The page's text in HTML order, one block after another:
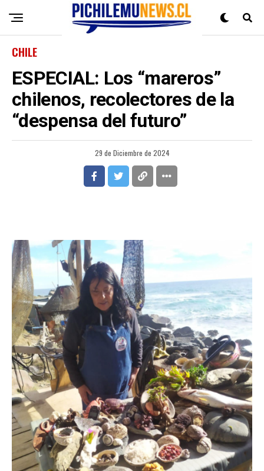
CHILE
ESPECIAL: Los “mareros”
chilenos, recolectores de la
“despensa del futuro”
29 de Diciembre de 2024